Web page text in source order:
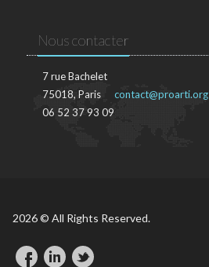
Nous contacter
7 rue Bachelet
75018, Paris
06 52 37 93 09
contact@proarti.org
2026 © All Rights Reserved.